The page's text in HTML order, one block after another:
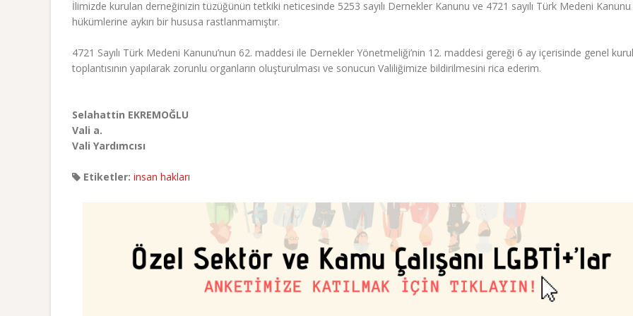
İlimizde kurulan derneğinizin tüzüğünün tetkiki neticesinde 5253 sayılı Dernekler Kanunu ve 4721 sayılı Türk Medeni Kanunu
hükümlerine aykırı bir hususa rastlanmamıştır.
4721 Sayılı Türk Medeni Kanunu’nun 62. maddesi ile Dernekler Yönetmeliği’nin 12. maddesi gereği 6 ay içerisinde genel kurul
toplantısının yapılarak zorunlu organların oluşturulması ve sonucun Valiliğimize bildirilmesini rica ederim.
Selahattin EKREMOĞLU
Vali a.
Vali Yardımcısı
Etiketler: insan hakları